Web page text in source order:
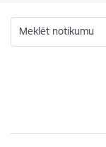
Meklēt notikumu